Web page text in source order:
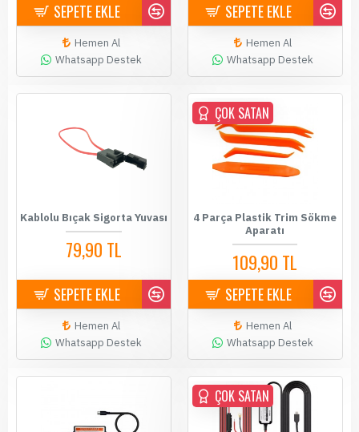
SEPETE EKLE
Hemen Al
Whatsapp Destek
SEPETE EKLE
Hemen Al
Whatsapp Destek
Kablolu Bıçak Sigorta Yuvası
79,90 TL
SEPETE EKLE
Hemen Al
Whatsapp Destek
ÇOK SATAN
4 Parça Plastik Trim Sökme
Aparatı
109,90 TL
SEPETE EKLE
Hemen Al
Whatsapp Destek
ÇOK SATAN